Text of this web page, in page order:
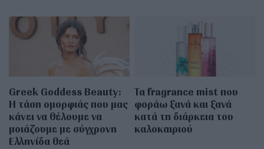
Greek Goddess Beauty:
Η τάση ομορφιάς που μας
κάνει να θέλουμε να
μοιάζουμε με σύγχρονη
Ελληνίδα θεά
Τα fragrance mist που
φοράω ξανά και ξανά
κατά τη διάρκεια του
καλοκαιριού